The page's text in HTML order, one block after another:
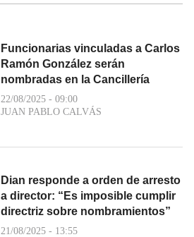
Funcionarias vinculadas a Carlos
Ramón González serán
nombradas en la Cancillería
22/08/2025 - 09:00
JUAN PABLO CALVÁS
Dian responde a orden de arresto
a director: “Es imposible cumplir
directriz sobre nombramientos”
21/08/2025 - 13:55